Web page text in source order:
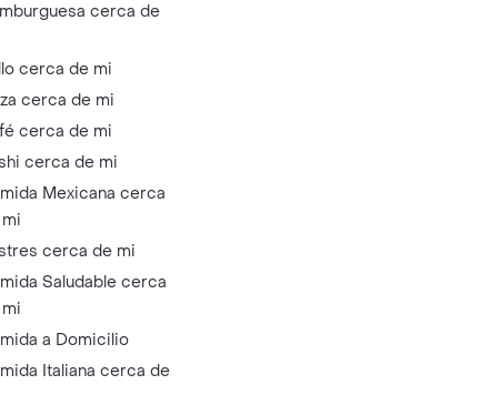
cerca de
cerca de mi
cerca de mi
cerca de mi
cerca de mi
Mexicana cerca
cerca de mi
Saludable cerca
a Domicilio
Italiana cerca de